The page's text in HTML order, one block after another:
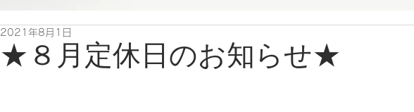
★８月定休日のお知らせ★
2021年8月1日